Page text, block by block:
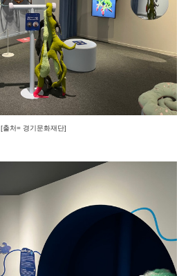
[출처= 경기문화재단]